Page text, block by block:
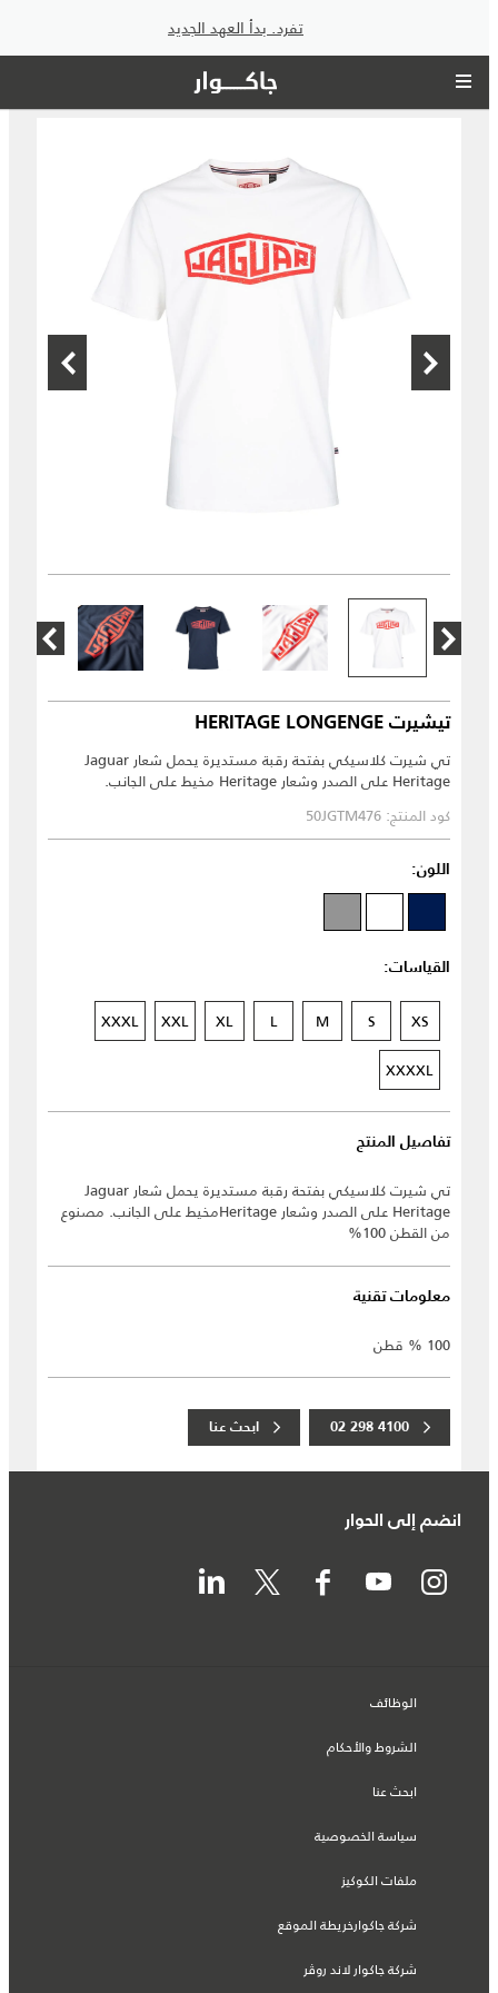
تفرد. بدأ العهد الجديد
تيشيرت HERITAGE LONGENGE
تي شيرت كلاسيكي بفتحة رقبة مستديرة يحمل شعار Jaguar
Heritage على الصدر وشعار Heritage مخيط على الجانب.
كود المنتج: 50JGTM476
اللون:
القياسات:
XS
S
M
L
XL
XXL
XXXL
XXXXL
تفاصيل المنتج
تي شيرت كلاسيكي بفتحة رقبة مستديرة يحمل شعار Jaguar
Heritage على الصدر وشعار Heritageمخيط على الجانب. مصنوع
من القطن 100%
معلومات تقنية
100 % قطن
02 298 4100 ابحث عنا
انضم إلى الحوار
الوظائف
الشروط والأحكام
ابحث عنا
سياسة الخصوصية
ملفات الكوكيز
شركة جاكوارخريطة الموقع
شركة جاكوار لاند روڤر